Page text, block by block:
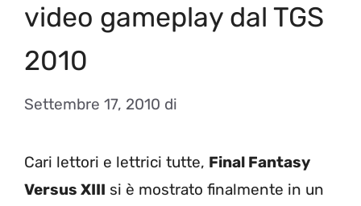
video gameplay dal TGS
2010
Settembre 17, 2010 di
Cari lettori e lettrici tutte, Final Fantasy
Versus XIII si è mostrato finalmente in un